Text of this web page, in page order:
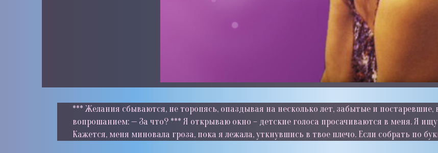
*** Желания сбываются, не торопясь, опаздывая на несколько лет, забытые и постаревшие,
вопрошанием: — За что? *** Я открываю окно – детские голоса просачиваются в меня. Я
Кажется, меня миновала гроза, пока я лежала, уткнувшись в твое плечо. Если собрать по